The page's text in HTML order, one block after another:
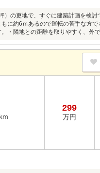
）の更地で、すぐに建築計画を検
に約6ｍあるので運転の苦手な方
・隣地との距離を取りやすく、外
299
万円